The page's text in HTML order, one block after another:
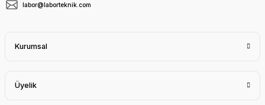
labor@laborteknik.com
Kurumsal
Üyelik